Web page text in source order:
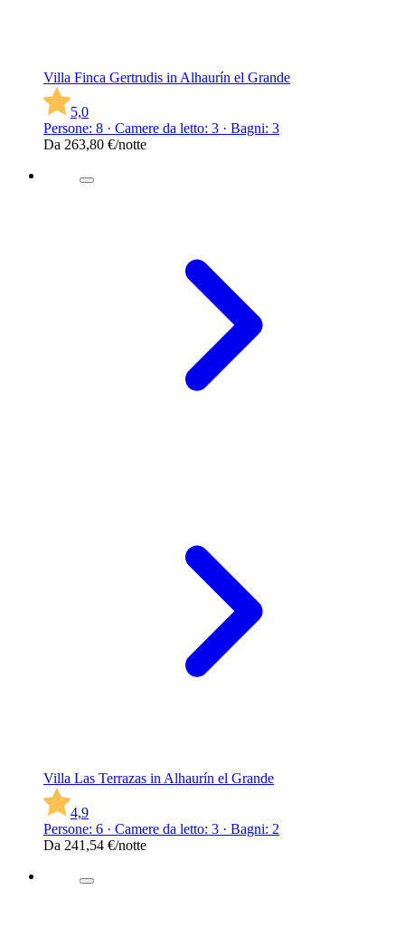
Villa Finca Gertrudis in Alhaurín el Grande
5,0
Persone: 8 · Camere da letto: 3 · Bagni: 3
Da 263,80 €/notte
Villa Las Terrazas in Alhaurín el Grande
4,9
Persone: 6 · Camere da letto: 3 · Bagni: 2
Da 241,54 €/notte